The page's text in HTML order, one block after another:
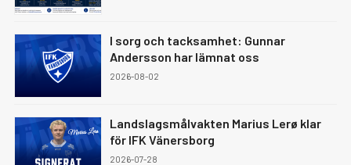
I sorg och tacksamhet: Gunnar
Andersson har lämnat oss
2026-08-02
Landslagsmålvakten Marius Lerø klar
för IFK Vänersborg
2026-07-28